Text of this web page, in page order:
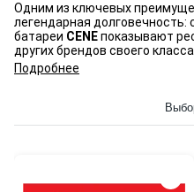
Одним из ключевых
легендарная
батареи CENEпоказывают
других брендов своего класса.
Подробнее